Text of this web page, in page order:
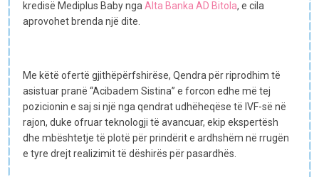
kredisë Mediplus Baby nga Alta Banka AD Bitola, e cila
aprovohet brenda një dite.
Me këtë ofertë gjithëpërfshirëse, Qendra për riprodhim të
asistuar pranë “Acibadem Sistina” e forcon edhe më tej
pozicionin e saj si një nga qendrat udhëheqëse të IVF-së në
rajon, duke ofruar teknologji të avancuar, ekip ekspertësh
dhe mbështetje të plotë për prindërit e ardhshëm në rrugën
e tyre drejt realizimit të dëshirës për pasardhës.